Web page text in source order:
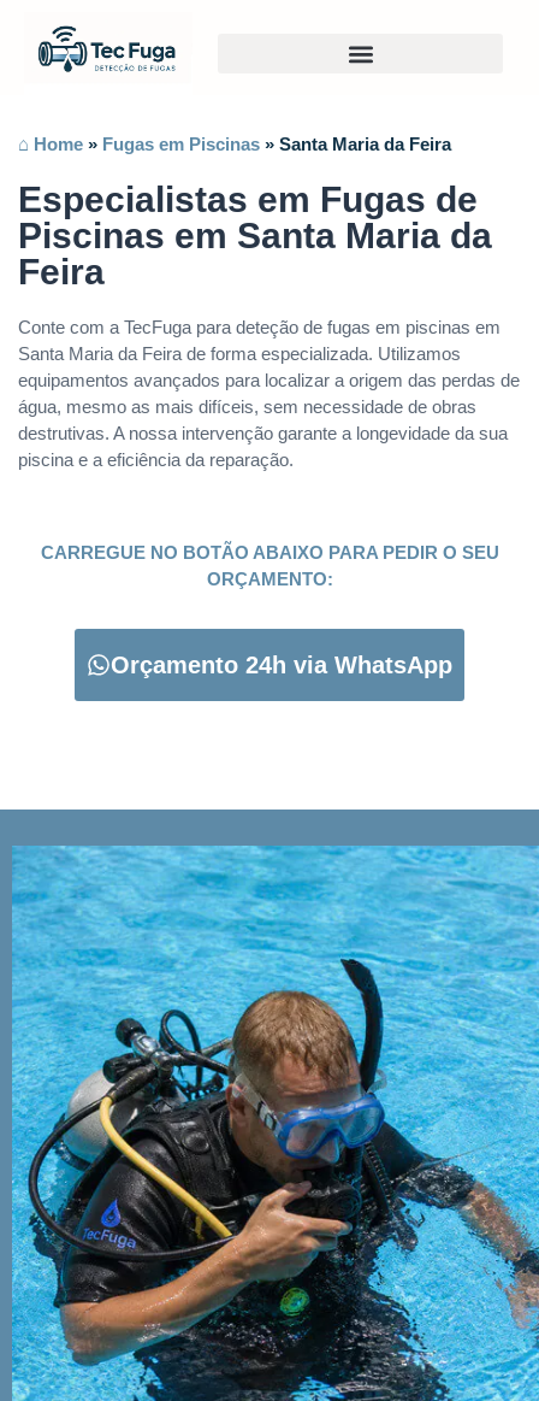
⌂ Home » Fugas em Piscinas » Santa Maria da Feira
Especialistas em Fugas de
Piscinas em Santa Maria da
Feira
Conte com a TecFuga para deteção de fugas em piscinas em
Santa Maria da Feira de forma especializada. Utilizamos
equipamentos avançados para localizar a origem das perdas de
água, mesmo as mais difíceis, sem necessidade de obras
destrutivas. A nossa intervenção garante a longevidade da sua
piscina e a eficiência da reparação.
CARREGUE NO BOTÃO ABAIXO PARA PEDIR O SEU
ORÇAMENTO:
Orçamento 24h via WhatsApp